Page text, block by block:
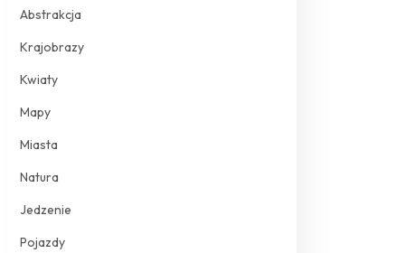
Abstrakcja
Krajobrazy
Kwiaty
Mapy
Miasta
Natura
Jedzenie
Pojazdy